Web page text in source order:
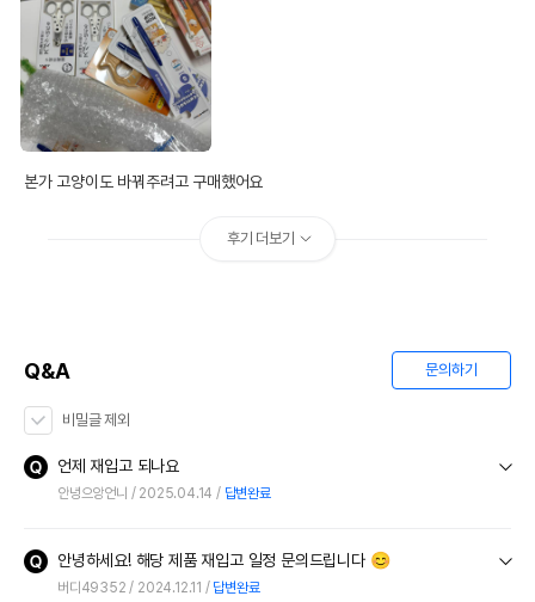
본가 고양이도 바꿔주려고 구매했어요
후기 더보기
Q&A 문의하기
비밀글 제외
언제 재입고 되나요
안녕으앙언니 2025.04.14 답변완료
안녕하세요! 해당 제품 재입고 일정 문의드립니다 😊
버디49352 2024.12.11 답변완료